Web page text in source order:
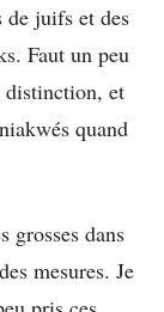
de juifs et des
Faut un peu
distinction, et
quand
grosses dans
mesures. Je